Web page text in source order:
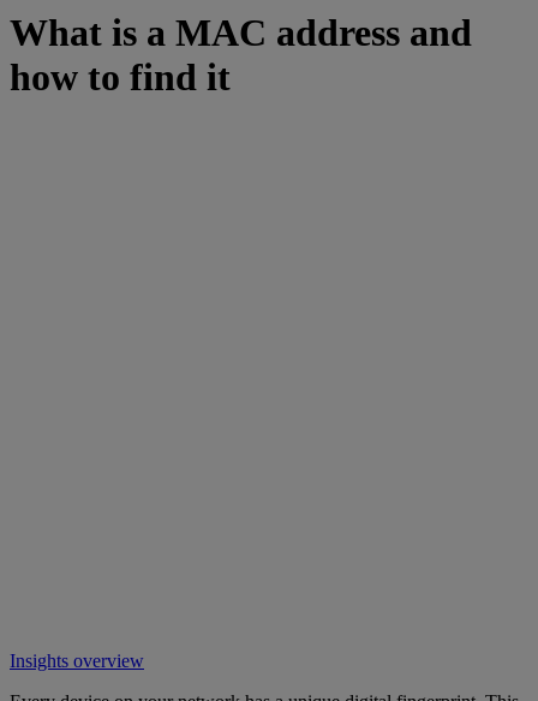
What is a MAC address and
how to find it
Insights overview